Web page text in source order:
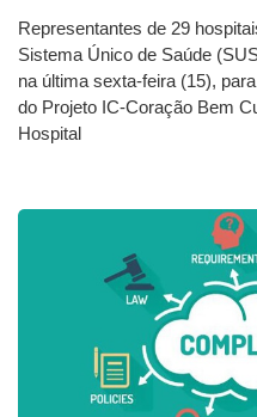
Representantes de 29
Sistema Único de Saúde
na última sexta-feira (15),
do Projeto IC-Coração Bem
Hospital